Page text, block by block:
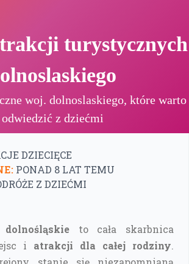
turystycznych
woj. dolnoslaskiego, które warto
odwiedzić z dziećmi
DZIECIĘCE
PONAD 8 LAT TEMU
Z DZIEĆMI
to cała skarbnica
i atrakcji dla całej rodziny.